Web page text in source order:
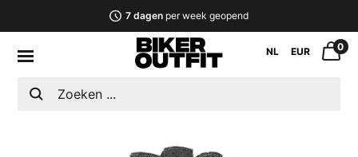
7 dagenper week geopend
NL EUR 0